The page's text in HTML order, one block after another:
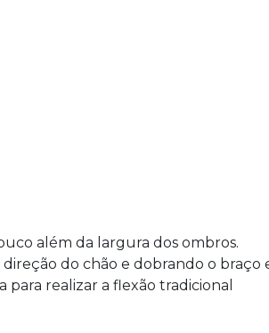
além da largura dos ombros.
do chão e dobrando o braço
realizar a flexão tradicional